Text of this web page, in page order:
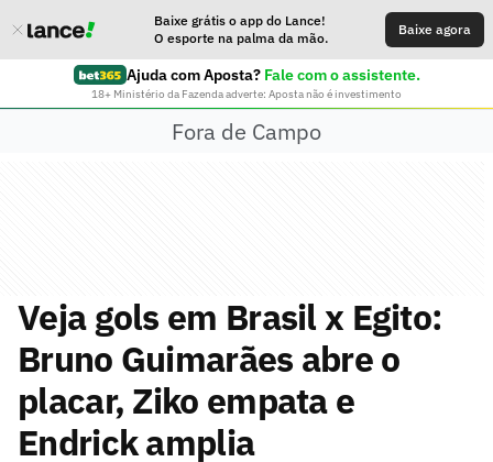
Baixe grátis o app do Lance!
O esporte na palma da mão.
Baixe agora
Ajuda com Aposta? Fale com o assistente.
18+ Ministério da Fazenda adverte: Aposta não é investimento
Fora de Campo
Veja gols em Brasil x Egito:
Bruno Guimarães abre o
placar, Ziko empata e
Endrick amplia